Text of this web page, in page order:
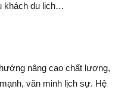
khách du lịch…
nâng cao chất lượng,
văn minh lịch sự. Hệ